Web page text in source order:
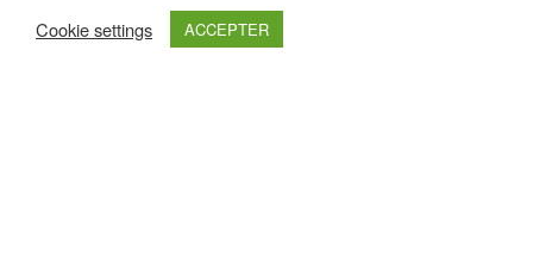
Cookie settings
ACCEPTER